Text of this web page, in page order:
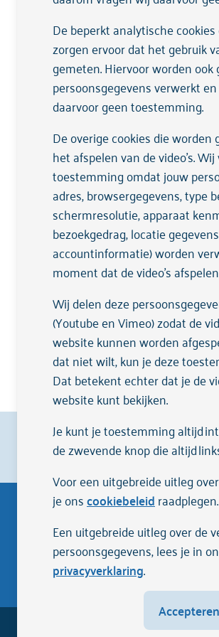
Ik heb geen
Woonplaats
Hoe ben je bij dit
Ruimte voor
Cliënten beoordelen ons
De beperkt analytische
zorgen ervoor dat het gebruik
gemeten. Hiervoor worden ook
persoonsgegevens verwerkt
daarvoor geen toestemming.
De overige cookies die
het afspelen van de video's.
toestemming omdat jouw
adres, browsergegevens, type
schermresolutie, apparaat
bezoekgedrag, locatie
accountinformatie) worden
moment dat de video's
Wij delen deze
(Youtube en Vimeo) zodat de
website kunnen worden
dat niet wilt, kun je deze
Dat betekent echter dat je de
website kunt bekijken.
Je kunt je toestemming altijd
de zwevende knop die altijd
Voor een uitgebreide uitleg
je onscookiebeleidraadplegen.
Een uitgebreide uitleg over de
persoonsgegevens, lees je in
privacyverklaring.
Accepteren